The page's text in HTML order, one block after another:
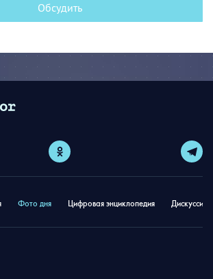
Обсудить
Фото дня Цифровая энциклопедия